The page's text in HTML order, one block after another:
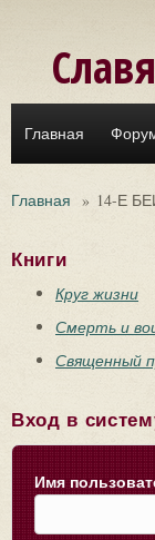
Главная
Главная » 14-Е
Книги
Круг жизни
Смерть и
Священный
Вход в
Имя